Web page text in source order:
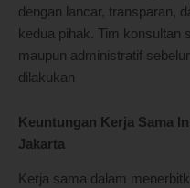
dengan lancar, transparan,
kedua pihak. Tim konsultan
maupun administratif
dilakukan
Keuntungan Kerja Sama
Jakarta
Kerja sama dalam